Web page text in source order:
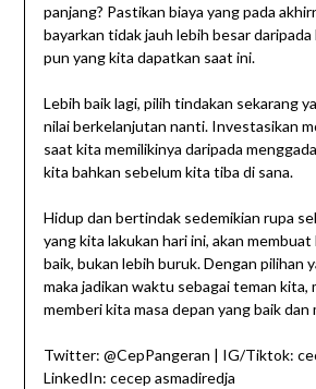
panjang? Pastikan biaya yang pada
bayarkan tidak jauh lebih besar
pun yang kita dapatkan saat ini.
Lebih baik lagi, pilih tindakan sekarang
nilai berkelanjutan nanti. Investasikan
saat kita memilikinya daripada
kita bahkan sebelum kita tiba di sana.
Hidup dan bertindak sedemikian rupa
yang kita lakukan hari ini, akan
baik, bukan lebih buruk. Dengan pilihan
maka jadikan waktu sebagai teman kita,
memberi kita masa depan yang baik dan
Twitter: @CepPangeran | IG/Tiktok:
LinkedIn: cecep asmadiredja